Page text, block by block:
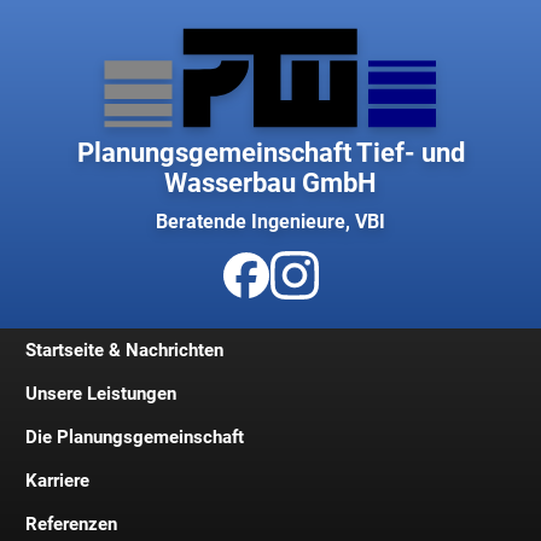
Planungsgemeinschaft Tief- und
Wasserbau GmbH
Beratende Ingenieure, VBI
Startseite & Nachrichten
Unsere Leistungen
Die Planungsgemeinschaft
Geschichte
Geschäftsleitung
Karriere
Jobs und Stellenangebote
Referenzen